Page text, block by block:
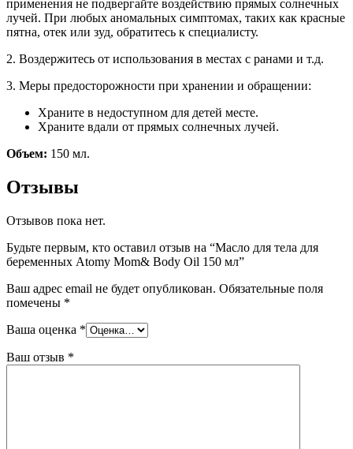
применения не подвергайте воздействию прямых солнечных
лучей. При любых аномальных симптомах, таких как красные
пятна, отек или зуд, обратитесь к специалисту.
2. Воздержитесь от использования в местах с ранами и т.д.
3. Меры предосторожности при хранении и обращении:
Храните в недоступном для детей месте.
Храните вдали от прямых солнечных лучей.
Объем: 150 мл.
Отзывы
Отзывов пока нет.
Будьте первым, кто оставил отзыв на “Масло для тела для
беременных Atomy Mom& Body Oil 150 мл”
Ваш адрес email не будет опубликован. Обязательные поля
помечены *
Ваша оценка *
Ваш отзыв *